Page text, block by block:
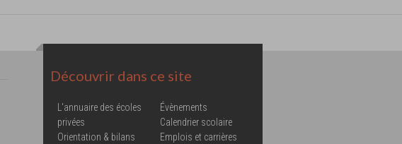
Découvrir dans ce site
L'annuaire des écoles
privées
Orientation & bilans
Évènements
Calendrier scolaire
Emplois et carrières